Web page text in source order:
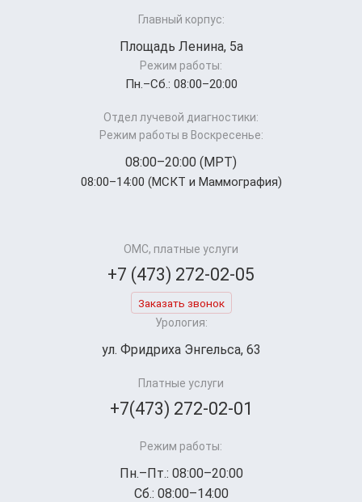
Главный корпус:
Площадь Ленина, 5а
Режим работы:
Пн.–Cб.: 08:00–20:00
Отдел лучевой диагностики:
Режим работы в Воскресенье:
08:00–20:00 (МРТ)
08:00–14:00 (МСКТ и Маммография)
ОМС, платные услуги
+7 (473) 272-02-05
Заказать звонок
Урология:
ул. Фридриха Энгельса, 63
Платные услуги
+7(473) 272-02-01
Режим работы:
Пн.–Пт.: 08:00–20:00
Сб.: 08:00–14:00